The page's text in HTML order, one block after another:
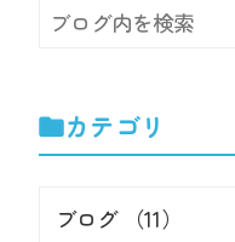
カテゴリ
ブログ （11）